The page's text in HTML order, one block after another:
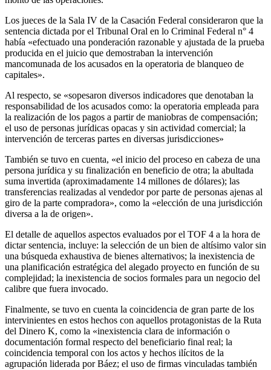
Los jueces de la Sala IV de la Casación Federal consideraron que la
sentencia dictada por el Tribunal Oral en lo Criminal Federal n° 4
había «efectuado una ponderación razonable y ajustada de la prueba
producida en el juicio que demostraban la intervención
mancomunada de los acusados en la operatoria de blanqueo de
capitales».
Al respecto, se «sopesaron diversos indicadores que denotaban la
responsabilidad de los acusados como: la operatoria empleada para
la realización de los pagos a partir de maniobras de compensación;
el uso de personas jurídicas opacas y sin actividad comercial; la
intervención de terceras partes en diversas jurisdicciones»
También se tuvo en cuenta, «el inicio del proceso en cabeza de una
persona jurídica y su finalización en beneficio de otra; la abultada
suma invertida (aproximadamente 14 millones de dólares); las
transferencias realizadas al vendedor por parte de personas ajenas al
giro de la parte compradora», como la «elección de una jurisdicción
diversa a la de origen».
El detalle de aquellos aspectos evaluados por el TOF 4 a la hora de
dictar sentencia, incluye: la selección de un bien de altísimo valor sin
una búsqueda exhaustiva de bienes alternativos; la inexistencia de
una planificación estratégica del alegado proyecto en función de su
complejidad; la inexistencia de socios formales para un negocio del
calibre que fuera invocado.
Finalmente, se tuvo en cuenta la coincidencia de gran parte de los
intervinientes en estos hechos con aquellos protagonistas de la Ruta
del Dinero K, como la «inexistencia clara de información o
documentación formal respecto del beneficiario final real; la
coincidencia temporal con los actos y hechos ilícitos de la
agrupación liderada por Báez; el uso de firmas vinculadas también